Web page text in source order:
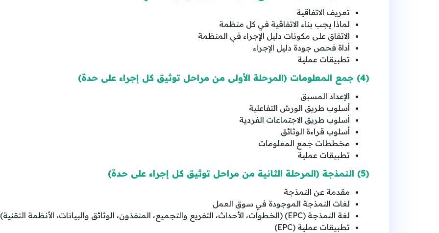
تعريف الاتفاقية
لماذا يجب بناء الاتفاقية في كل منظمة
الاتفاق على مكونات دليل الإجراء في المنظمة
أداة فحص جودة دليل الإجراء
تطبيقات عملية
(4) جمع المعلومات (المرحلة الأولى من مراحل توثيق كل إجراء على حدة)
الإعداد المسبق
أسلوب طريق الورش التفاعلية
أسلوب طريق الاجتماعات الفردية
أسلوب قراءة الوثائق
مخططات جمع المعلومات
تطبيقات عملية
(5) النمذجة (المرحلة الثانية من مراحل توثيق كل إجراء على حدة)
مقدمة عن النمذجة
لغات النمذجة الموجودة في سوق العمل
لغة النمذجة (EPC) (الخطوات، الأحداث، التفريع والتجميع، المنفذون، الوثائق والبيانات، الأنظمة التقنية).
تطبيقات عملية (EPC)